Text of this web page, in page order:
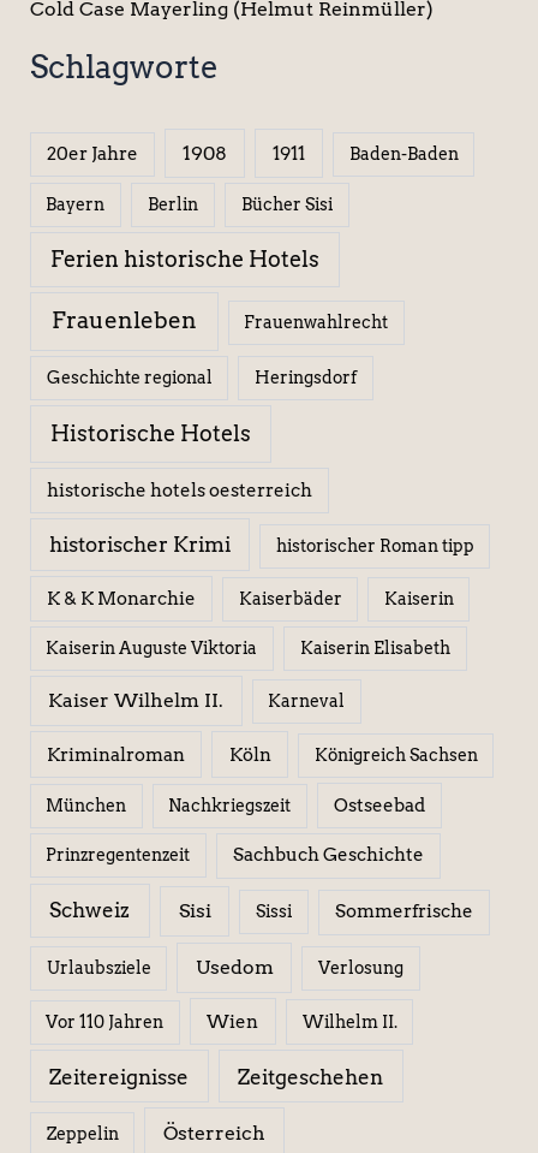
Cold Case Mayerling (Helmut Reinmüller)
Schlagworte
20er Jahre 1908 1911 Baden-Baden
Bayern Berlin Bücher Sisi
Ferien historische Hotels
Frauenleben Frauenwahlrecht
Geschichte regional Heringsdorf
Historische Hotels
historische hotels oesterreich
historischer Krimi historischer Roman tipp
K & K Monarchie Kaiserbäder Kaiserin
Kaiserin Auguste Viktoria Kaiserin Elisabeth
Kaiser Wilhelm II. Karneval
Kriminalroman Köln Königreich Sachsen
München Nachkriegszeit Ostseebad
Prinzregentenzeit Sachbuch Geschichte
Schweiz Sisi Sissi Sommerfrische
Urlaubsziele Usedom Verlosung
Vor 110 Jahren Wien Wilhelm II.
Zeitereignisse Zeitgeschehen
Zeppelin Österreich